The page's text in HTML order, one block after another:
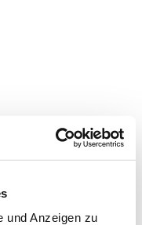
und Anzeigen zu